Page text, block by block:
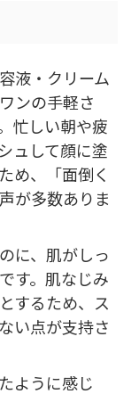
液・クリーム
ンの手軽さ
忙しい朝や疲
ュして顔に塗
め、「面倒く
が多数ありま
に、肌がしっ
す。肌なじみ
するため、ス
い点が支持さ
ように感じ